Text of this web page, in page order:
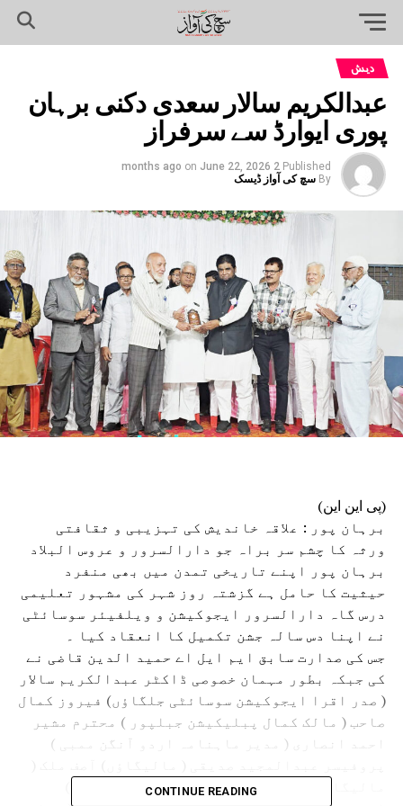
دیش
عبدالکریم سالار سعدی دکنی برہان
پوری ایوارڈ سے سرفراز
Published
2 months ago
on June 22, 2026
By سچ کی آواز ڈیسک
(پی این این)
برہان پور : علاقہ خاندیش کی تہزیبی و ثقافتی
ورثہ کا چشم سر براہ جو دارالسرور و عروس البلاد
برہان پور اپنے تاریخی تمدن میں بھی منفرد
حیثیت کا حامل ہے گزشتہ روز شہر کی مشہور تعلیمی
درس گاہ دارالسرور ایجوکیشن و ویلفیئر سوسائٹی
نے اپنا دس سالہ جشن تکمیل کا انعقاد کیا ۔
جس کی صدارت سابق ایم ایل اے حمید الدین قاضی نے
کی جبکہ بطور مہمان خصوصی ڈاکٹر عبدالکریم سالار
( صدر اقرا ایجوکیشن سوسائٹی جلگاؤں) فیروز کمال
صاحب ( مالک کمال پبلیکیشن جبلپور ) محترم مشیر
احمد انصاری ( مدیر ماہنامہ اردو آنگن ممبی )
مالیگاؤں) ایڈوکیٹ عبد العظیم ( مالیگاؤں)
CONTINUE READING